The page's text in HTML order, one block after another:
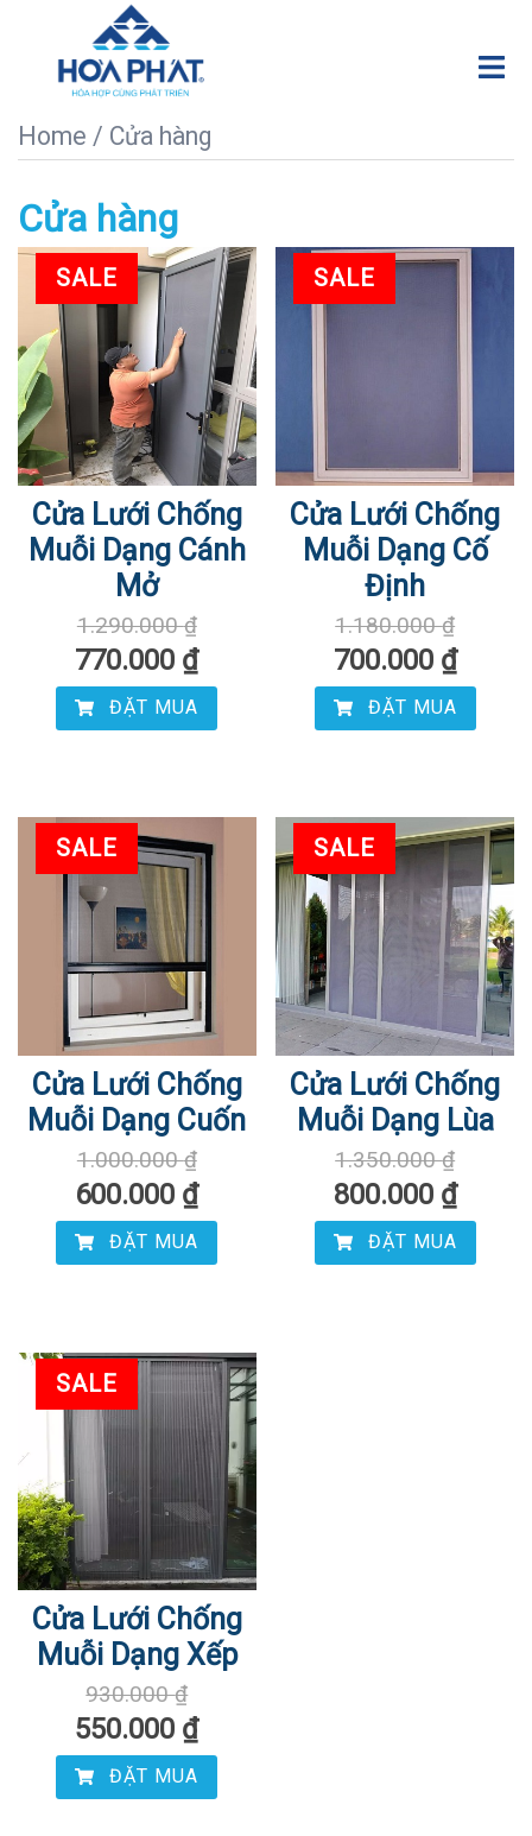
dung
Home / Cửa hàng
Cửa hàng
SALE
Cửa Lưới Chống
Muỗi Dạng Cánh
Mở
1.290.000₫
770.000 ₫
ĐẶT MUA
SALE
Cửa Lưới Chống
Muỗi Dạng Cố
Định
1.180.000₫
700.000 ₫
ĐẶT MUA
SALE
Cửa Lưới Chống
Muỗi Dạng Cuốn
1.000.000₫
600.000 ₫
ĐẶT MUA
SALE
Cửa Lưới Chống
Muỗi Dạng Lùa
1.350.000₫
800.000 ₫
ĐẶT MUA
SALE
Cửa Lưới Chống
Muỗi Dạng Xếp
930.000₫
550.000 ₫
ĐẶT MUA